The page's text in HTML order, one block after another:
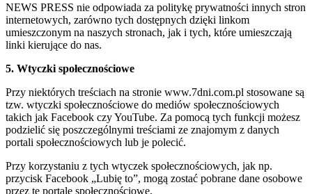
NEWS PRESS nie odpowiada za politykę prywatności innych stron
internetowych, zarówno tych dostępnych dzięki linkom
umieszczonym na naszych stronach, jak i tych, które umieszczają
linki kierujące do nas.
5. Wtyczki społecznościowe
Przy niektórych treściach na stronie www.7dni.com.pl stosowane są
tzw. wtyczki społecznościowe do mediów społecznościowych
takich jak Facebook czy YouTube. Za pomocą tych funkcji możesz
podzielić się poszczególnymi treściami ze znajomym z danych
portali społecznościowych lub je polecić.
Przy korzystaniu z tych wtyczek społecznościowych, jak np.
przycisk Facebook „Lubię to”, mogą zostać pobrane dane osobowe
przez te portale społecznościowe.